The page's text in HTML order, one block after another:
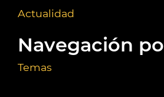
Actualidad
Navegación
Temas